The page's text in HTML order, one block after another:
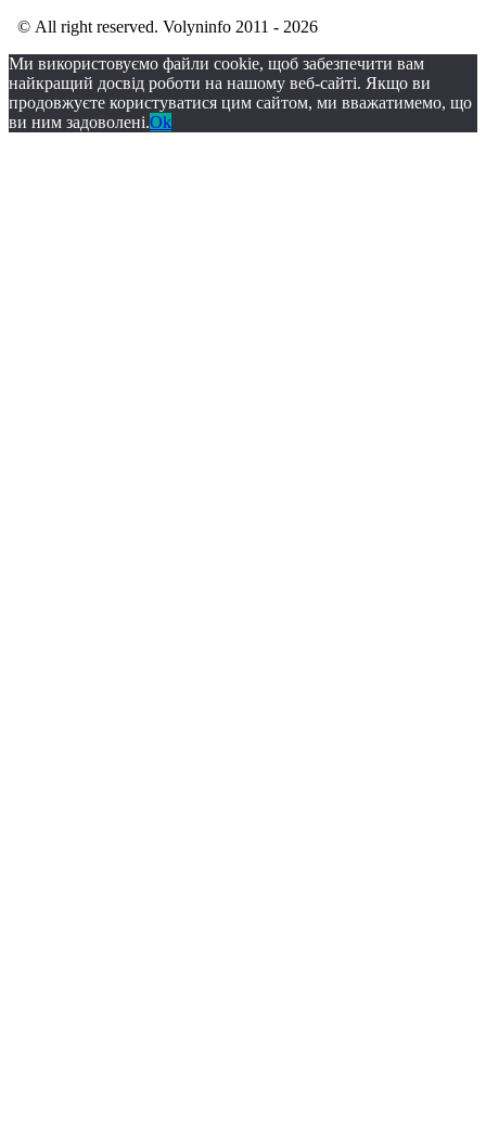
© All right reserved. Volyninfo 2011 - 2026
Ми використовуємо файли cookie, щоб забезпечити вам
найкращий досвід роботи на нашому веб-сайті. Якщо ви
продовжуєте користуватися цим сайтом, ми вважатимемо, що
ви ним задоволені.Ok